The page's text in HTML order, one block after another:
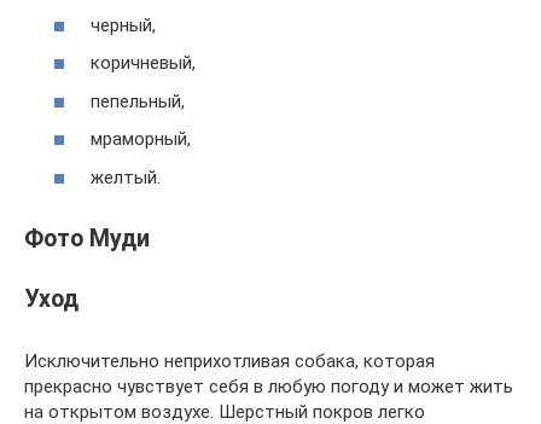
черный,
коричневый,
пепельный,
мраморный,
желтый.
Фото Муди
Уход
Исключительно неприхотливая собака, которая
прекрасно чувствует себя в любую погоду и может жить
на открытом воздухе. Шерстный покров легко